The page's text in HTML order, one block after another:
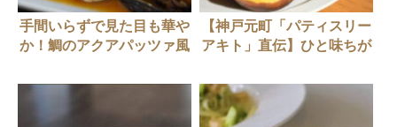
手間いらずで見た目も華や
か！鯛のアクアパッツァ風
【神戸元町「パティスリー
アキト」直伝】ひと味ちが
ケーキ